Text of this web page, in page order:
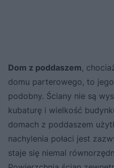
Dom z poddaszem,
domu parterowego, to
podobny. Ściany nie są
kubaturę i wielkość
domach z poddaszem
nachylenia połaci jest
staje się niemal